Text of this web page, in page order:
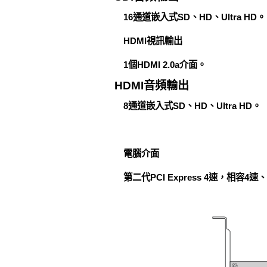
16通道嵌入式SD、HD、Ultra HD。
HDMI視訊輸出
1個HDMI 2.0a介面。
HDMI音頻輸出
8通道嵌入式SD、HD、Ultra HD。
電腦介面
第二代PCI Express 4速，相容4速